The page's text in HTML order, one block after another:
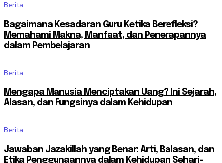
Berita
Bagaimana Kesadaran Guru Ketika Berefleksi?
Memahami Makna, Manfaat, dan Penerapannya
dalam Pembelajaran
Berita
Mengapa Manusia Menciptakan Uang? Ini Sejarah,
Alasan, dan Fungsinya dalam Kehidupan
Berita
Jawaban Jazakillah yang Benar: Arti, Balasan, dan
Etika Penggunaannya dalam Kehidupan Sehari-